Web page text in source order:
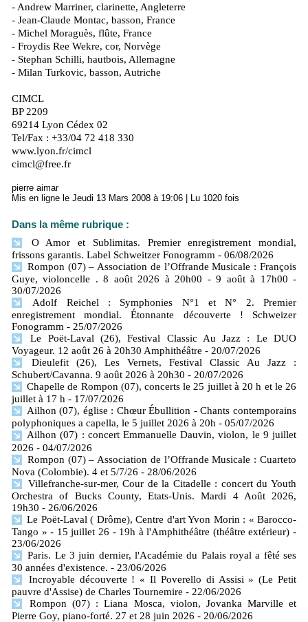
- Andrew Marriner, clarinette, Angleterre
- Jean-Claude Montac, basson, France
- Michel Moraguès, flûte, France
- Froydis Ree Wekre, cor, Norvège
- Stephan Schilli, hautbois, Allemagne
- Milan Turkovic, basson, Autriche
CIMCL
BP 2209
69214 Lyon Cédex 02
Tel/Fax : +33/04 72 418 330
www.lyon.fr/cimcl
cimcl@free.fr
pierre aimar
Mis en ligne le Jeudi 13 Mars 2008 à 19:06 | Lu 1020 fois
Dans la même rubrique :
O Amor et Sublimitas. Premier enregistrement mondial,
frissons garantis. Label Schweitzer Fonogramm - 06/08/2026
Rompon (07) – Association de l’Offrande Musicale : François
Guye, violoncelle . 8 août 2026 à 20h00 - 9 août à 17h00 -
30/07/2026
Adolf Reichel : Symphonies N°1 et N° 2. Premier
enregistrement mondial. Étonnante découverte ! Schweizer
Fonogramm - 25/07/2026
Le Poët-Laval (26), Festival Classic Au Jazz : Le DUO
Voyageur. 12 août 26 à 20h30 Amphithéâtre - 20/07/2026
Dieulefit (26), Les Vernets, Festival Classic Au Jazz :
Schubert/Cavanna. 9 août 2026 à 20h30 - 20/07/2026
Chapelle de Rompon (07), concerts le 25 juillet à 20 h et le 26
juillet à 17 h - 17/07/2026
Ailhon (07), église : Chœur Ébullition - Chants contemporains
polyphoniques a capella, le 5 juillet 2026 à 20h - 05/07/2026
Ailhon (07) : concert Emmanuelle Dauvin, violon, le 9 juillet
2026 - 04/07/2026
Rompon (07) – Association de l’Offrande Musicale : Cuarteto
Nova (Colombie). 4 et 5/7/26 - 28/06/2026
Villefranche-sur-mer, Cour de la Citadelle : concert du Youth
Orchestra of Bucks County, Etats-Unis. Mardi 4 Août 2026,
19h30 - 26/06/2026
Le Poët-Laval ( Drôme), Centre d'art Yvon Morin : « Barocco-
Tango » - 15 juillet 26 - 19h à l'Amphithéâtre (théâtre extérieur) -
23/06/2026
Paris. Le 3 juin dernier, l'Académie du Palais royal a fêté ses
30 années d'existence. - 23/06/2026
Incroyable découverte ! « Il Poverello di Assisi » (Le Petit
pauvre d'Assise) de Charles Tournemire - 22/06/2026
Rompon (07) : Liana Mosca, violon, Jovanka Marville et
Pierre Goy, piano-forté. 27 et 28 juin 2026 - 20/06/2026